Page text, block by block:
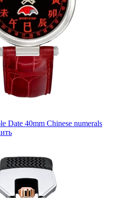
Date 40mm Chinese numerals